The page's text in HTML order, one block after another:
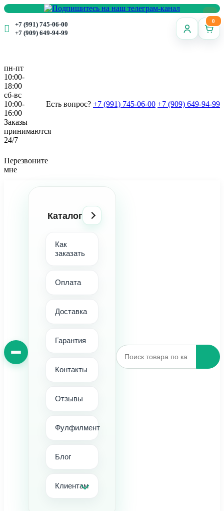
+7 (991) 745-06-00
+7 (909) 649-94-99
0
пн-пт
10:00-
18:00
сб-вс
10:00-
16:00
Заказы
принимаются
24/7
Есть вопрос? +7 (991) 745-06-00 +7 (909) 649-94-99
Перезвоните
мне
Каталог
Как
заказать
Оплата
Доставка
Гарантия
Контакты
Отзывы
Фулфилмент
Блог
Клиентам